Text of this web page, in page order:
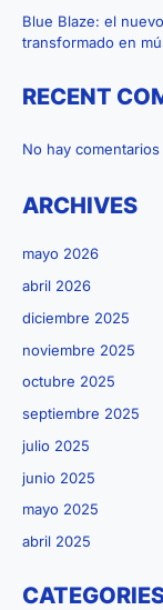
Blue Blaze: el
transformado en
RECENT
No hay
ARCHIVES
mayo 2026
abril 2026
diciembre 2025
noviembre 2025
octubre 2025
septiembre 2025
julio 2025
junio 2025
mayo 2025
abril 2025